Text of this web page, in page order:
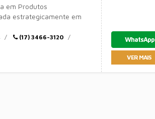
em Produtos
estrategicamente em
(17) 3466-3120
WhatsApp
VER MAIS